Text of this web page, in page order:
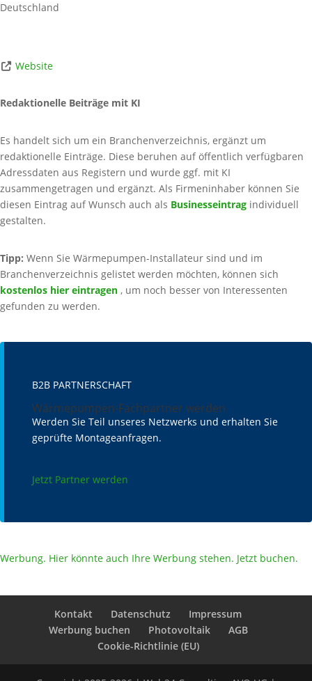
Deutschland
Website
Redaktionelle Beiträge mit KI
Es handelt sich um ein Branchenverzeichnis, ergänzt um
redaktionelle Einträge. Diese beruhen auf öffentlich verfügbaren
Adressdaten aus Registern und wurde ggf. mit KI
zusammengetragen und ergänzt. Als Firmeninhaber können Sie
diesen Eintrag auf Wunsch auch als Businesseintrag individuell
gestalten.
Tipp: Wenn Sie Wärmepumpen-Installateur sind und im
Branchenverzeichnis gelistet werden möchten, können sich
kostenlos hier eintragen , um noch besser von Interessenten
gefunden zu werden.
B2B PARTNERSCHAFT
Wärmepumpen-Fachpartner werden
Werden Sie Teil unseres Netzwerks und erhalten Sie
geprüfte Montageanfragen.
Jetzt Partner werden
Werbung. Hier könnte auch Ihre Werbung stehen. Jetzt buchen.
Kontakt Datenschutz
Impressum
Werbung buchen
Photovoltaik
AGB
Cookie-Richtlinie (EU)